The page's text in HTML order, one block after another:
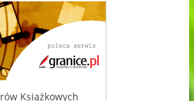
Książkowych